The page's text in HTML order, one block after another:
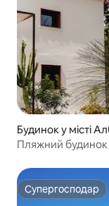
Будинок у місті
Пляжний будинок
Супергосподар
Супергосподар